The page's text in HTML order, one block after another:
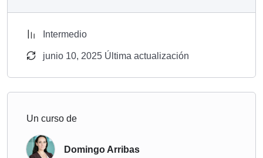
Intermedio
junio 10, 2025 Última actualización
Un curso de
Domingo Arribas